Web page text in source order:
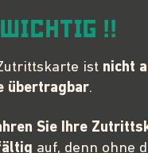
WICHTIG !!
ist nicht
übertragbar.
Sie Ihre
auf, denn ohne